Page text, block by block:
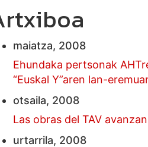
maiatza, 2008
Ehundaka pertsonak
“Euskal Y”aren lan-
otsaila, 2008
Las obras del TAV
urtarrila, 2008